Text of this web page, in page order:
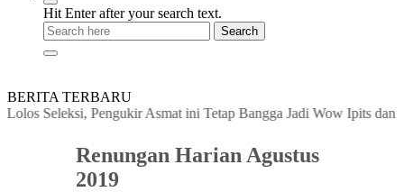
Hit Enter after your search text.
BERITA TERBARU
Pengukir Asmat ini Tetap Bangga Jadi Wow Ipits dan Hormati
Renungan Harian Agustus
2019